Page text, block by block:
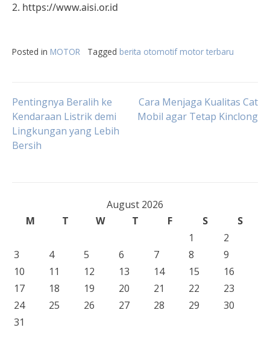
2. https://www.aisi.or.id
Posted in MOTOR Tagged berita otomotif motor terbaru
Post
navigation
Pentingnya Beralih ke
Kendaraan Listrik demi
Lingkungan yang Lebih
Bersih
Cara Menjaga Kualitas Cat
Mobil agar Tetap Kinclong
August 2026
M
T W T F S
S
1
2
3
4 5 6 7 8
9
10
11 12 13 14 15
16
17
18 19 20 21 22
23
24
25 26 27 28 29
30
31